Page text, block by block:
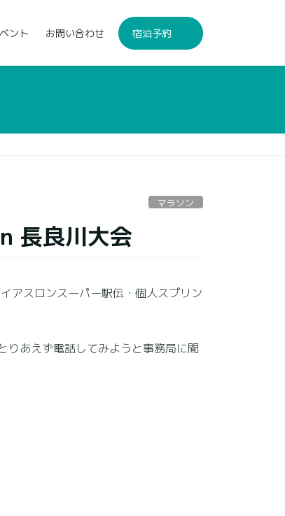
ント お問い合わせ 宿泊予約
マラソン
長良川大会
アスロンスーパー駅伝・個人スプリン
りあえず電話してみようと事務局に聞